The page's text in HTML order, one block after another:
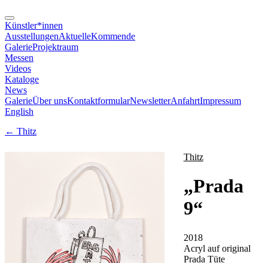
Künstler*innen
AusstellungenAktuelleKommende
GalerieProjektraum
Messen
Videos
Kataloge
News
GalerieÜber unsKontaktformularNewsletterAnfahrtImpressum
English
← Thitz
Thitz
„Prada
9“
2018
Acryl auf original
Prada Tüte